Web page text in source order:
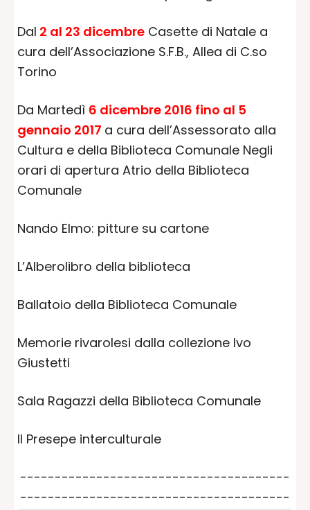
Dal 2 al 23 dicembre Casette di Natale a
cura dell’Associazione S.F.B., Allea di C.so
Torino
Da Martedì 6 dicembre 2016 fino al 5
gennaio 2017 a cura dell’Assessorato alla
Cultura e della Biblioteca Comunale Negli
orari di apertura Atrio della Biblioteca
Comunale
Nando Elmo: pitture su cartone
L’Alberolibro della biblioteca
Ballatoio della Biblioteca Comunale
Memorie rivarolesi dalla collezione Ivo
Giustetti
Sala Ragazzi della Biblioteca Comunale
Il Presepe interculturale
---------------------------------------
---------------------------------------